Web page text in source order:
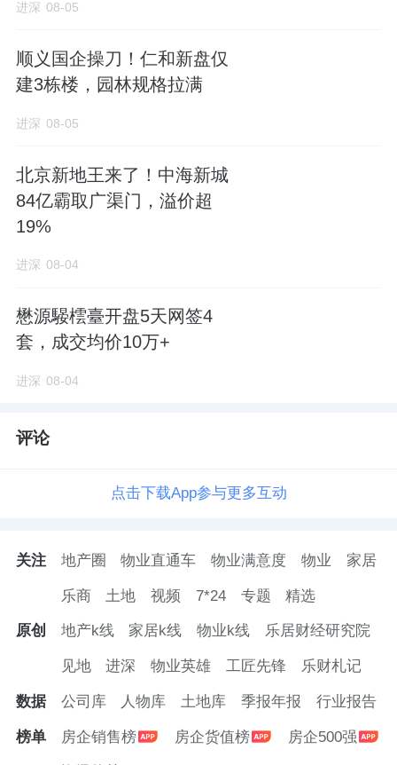
进深 08-05
顺义国企操刀！仁和新盘仅
建3栋楼，园林规格拉满
进深 08-05
北京新地王来了！中海新城
84亿霸取广渠门，溢价超
19%
进深 08-04
懋源騴橒臺开盘5天网签4
套，成交均价10万+
进深 08-04
评论
点击下载App参与更多互动
关注 地产圈 物业直通车 物业满意度 物业 家居
乐商 土地 视频 7*24 专题 精选
原创 地产k线 家居k线 物业k线 乐居财经研究院
见地 进深 物业英雄 工匠先锋 乐财札记
数据 公司库 人物库 土地库 季报年报 行业报告
榜单 房企销售榜 房企货值榜 房企500强